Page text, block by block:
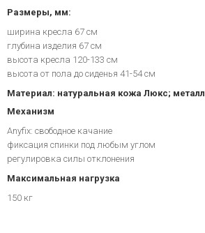
Размеры, мм:
ширина кресла 67 см
глубина изделия 67 см
высота кресла 120-133 см
высота от пола до сиденья 41-54 см
Материал: натуральная кожа Люкс; металл
Механизм
Anyfix: свободное качание
фиксация спинки под любым углом
регулировка силы отклонения
Максимальная нагрузка
150 кг